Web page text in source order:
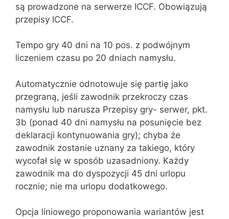
są prowadzone na serwerze ICCF. Obowiązują
przepisy ICCF.
Tempo gry 40 dni na 10 pos. z podwójnym
liczeniem czasu po 20 dniach namysłu.
Automatycznie odnotowuje się partię jako
przegraną, jeśli zawodnik przekroczy czas
namysłu lub narusza Przepisy gry- serwer, pkt.
3b (ponad 40 dni namysłu na posunięcie bez
deklaracji kontynuowania gry); chyba że
zawodnik zostanie uznany za takiego, który
wycofał się w sposób uzasadniony. Każdy
zawodnik ma do dyspozycji 45 dni urlopu
rocznie; nie ma urlopu dodatkowego.
Opcja liniowego proponowania wariantów jest